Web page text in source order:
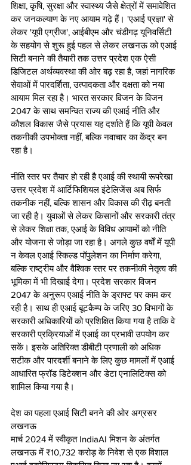
शिक्षा, कृषि, सुरक्षा और स्वास्थ्य जैसे क्षेत्रों में समावेशित
कर जनकल्याण के नए आयाम गढ़े हैं। 'एआई प्रज्ञा' से
लेकर 'यूपी एग्रीज', आईबीएम और चंडीगढ़ यूनिवर्सिटी
के सहयोग से शुरू हुई पहल से लेकर लखनऊ को एआई
सिटी बनाने की तैयारी तक उत्तर प्रदेश एक ऐसी
डिजिटल अर्थव्यवस्था की ओर बढ़ रहा है, जहां नागरिक
सेवाओं में पारदर्शिता, उत्पादकता और दक्षता को नया
आयाम मिल रहा है। भारत सरकार विजन के विजन
2047 के साथ समन्वित राज्य की एआई नीति और
कौशल विकास जैसे प्रयास यह दर्शाते हैं कि यूपी केवल
तकनीकी उपभोक्ता नहीं, बल्कि नवाचार का केंद्र बन
रहा है।
नीति स्तर पर तैयार हो रही है एआई की स्थायी रूपरेखा
उत्तर प्रदेश में आर्टिफिशियल इंटेलिजेंस अब सिर्फ
तकनीक नहीं, बल्कि शासन और विकास की रीढ़ बनती
जा रही है। युवाओं से लेकर किसानों और सरकारी तंत्र
से लेकर शिक्षा तक, एआई के विविध आयामों को नीति
और योजना से जोड़ा जा रहा है। अगले कुछ वर्षों में यूपी
न केवल एआई स्किल्ड पॉपुलेशन का निर्माण करेगा,
बल्कि राष्ट्रीय और वैश्विक स्तर पर तकनीकी नेतृत्व की
भूमिका में भी दिखाई देगा। प्रदेश सरकार विजन
2047 के अनुरूप एआई नीति के ड्राफ्ट पर काम कर
रही है। साथ ही एआई बूटकैम्प के जरिए 30 विभागों के
सरकारी अधिकारियों को प्रशिक्षित किया गया है ताकि वे
सरकारी प्रक्रियाओं में एआई का प्रभावी उपयोग कर
सकें। इसके अतिरिक्त डीबीटी प्रणाली को अधिक
सटीक और पारदर्शी बनाने के लिए कुछ मामलों में एआई
आधारित फ्रॉड डिटेक्शन और डेटा एनालिटिक्स को
शामिल किया गया है।
देश का पहला एआई सिटी बनने की ओर अग्रसर
लखनऊ
मार्च 2024 में स्वीकृत IndiaAI मिशन के अंतर्गत
लखनऊ में ₹10,732 करोड़ के निवेश से एक विशाल